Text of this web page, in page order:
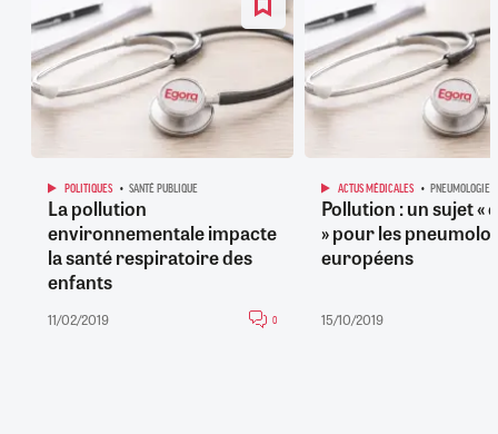
POLITIQUES SANTÉ PUBLIQUE
La pollution
environnementale impacte
la santé respiratoire des
enfants
11/02/2019 0
ACTUS MÉDICALES PNEUMOLOGIE
Pollution : un sujet «
» pour les
européens
15/10/2019